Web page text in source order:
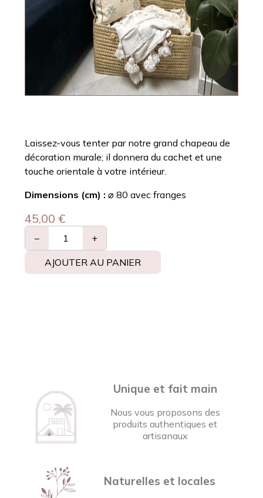
Laissez-vous tenter par notre grand chapeau de
décoration murale; il donnera du cachet et une
touche orientale à votre intérieur.
Dimensions (cm) : ⌀ 80 avec franges
45,00 €
− +
AJOUTER AU PANIER
Unique et fait main
Nous vous proposons des
produits authentiques et
artisanaux
Naturelles et locales